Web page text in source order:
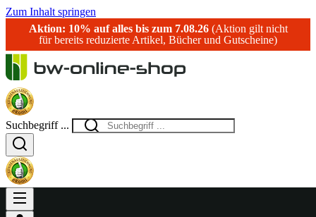
Zum Inhalt springen
Aktion: 10% auf alles bis zum 7.08.26(Aktion gilt nicht
für bereits reduzierte Artikel, Bücher und Gutscheine)
Suchbegriff ...